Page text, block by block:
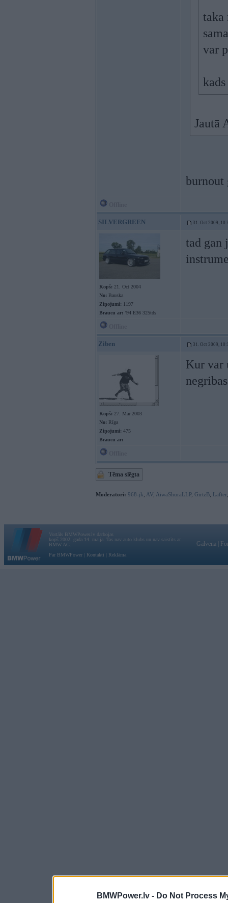
BMWPower.lv - Do Not Process
taka
var
Jautā
burnout
SILVERGREEN 31. Oct 2009,
Kopš: 21. Oct 2004
No: Bauska
Ziņojumi: 1197
Braucu ar: ’94 E36 325tds
tad gan
Ziben 31. Oct 2009,
Kopš: 27. Mar 2003
No: Rīga
Ziņojumi: 475
Braucu ar:
Kur var
Tēma slēgta
Moderatori: 968-jk AV AiwaShuraLLP, GirtzB Lafter
Vortāls BMWPower.lv darbojas
kopš 2002. gada 14. maija. Tas nav auto klubs un nav saistīts ar
BMW AG.
Par BMWPower
Kontakti Reklāma
Galvena